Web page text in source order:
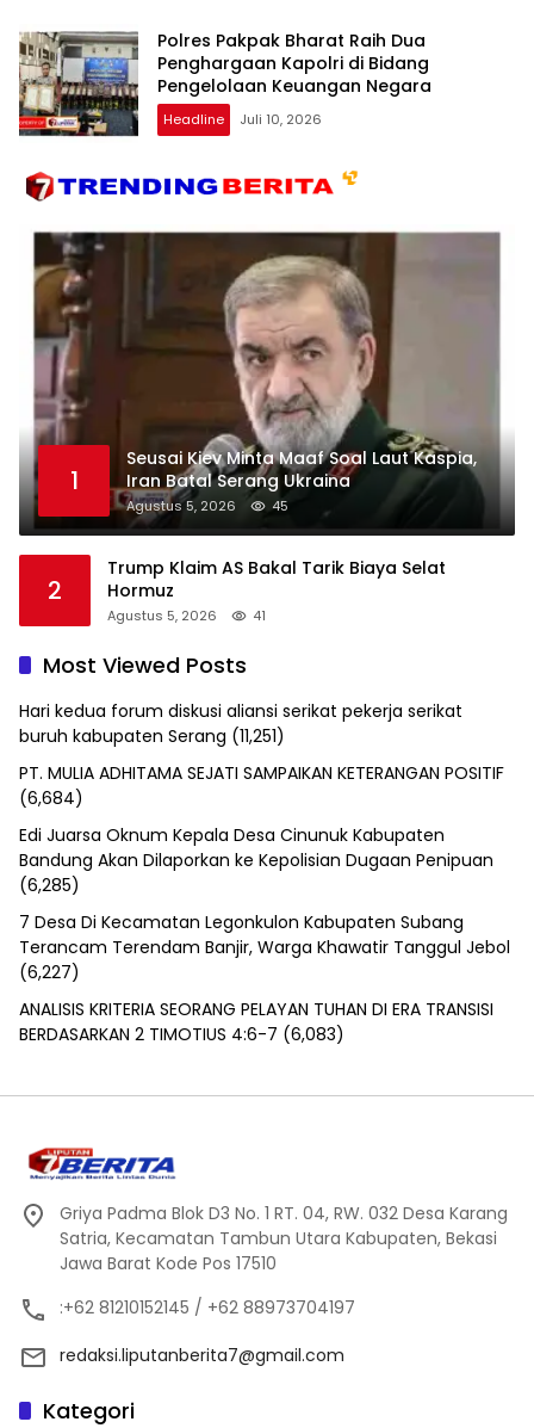
Polres Pakpak Bharat Raih Dua
Penghargaan Kapolri di Bidang
Pengelolaan Keuangan Negara
Headline Juli 10, 2026
1
Seusai Kiev Minta Maaf Soal Laut Kaspia,
Iran Batal Serang Ukraina
Agustus 5, 2026 45
2
Trump Klaim AS Bakal Tarik Biaya Selat
Hormuz
Agustus 5, 2026 41
Most Viewed Posts
Hari kedua forum diskusi aliansi serikat pekerja serikat
buruh kabupaten Serang (11,251)
PT. MULIA ADHITAMA SEJATI SAMPAIKAN KETERANGAN POSITIF
(6,684)
Edi Juarsa Oknum Kepala Desa Cinunuk Kabupaten
Bandung Akan Dilaporkan ke Kepolisian Dugaan Penipuan
(6,285)
7 Desa Di Kecamatan Legonkulon Kabupaten Subang
Terancam Terendam Banjir, Warga Khawatir Tanggul Jebol
(6,227)
ANALISIS KRITERIA SEORANG PELAYAN TUHAN DI ERA TRANSISI
BERDASARKAN 2 TIMOTIUS 4:6-7 (6,083)
Griya Padma Blok D3 No. 1 RT. 04, RW. 032 Desa Karang
Satria, Kecamatan Tambun Utara Kabupaten, Bekasi
Jawa Barat Kode Pos 17510
:+62 81210152145 / +62 88973704197
redaksi.liputanberita7@gmail.com
Kategori